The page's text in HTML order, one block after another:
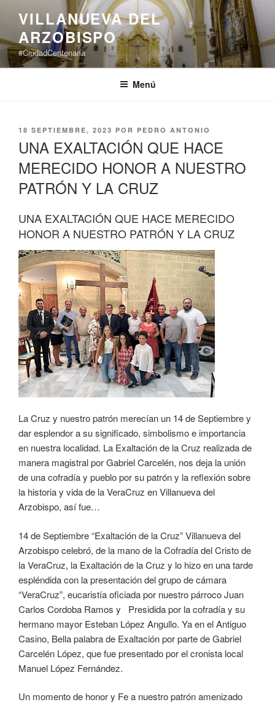
contenido
VILLANUEVA DEL
ARZOBISPO
#CiudadCentenaria
Menú
PUBLICADO
18 SEPTIEMBRE, 2023 POR PEDRO ANTONIO
UNA EXALTACIÓN QUE HACE
MERECIDO HONOR A NUESTRO
PATRÓN Y LA CRUZ
UNA EXALTACIÓN QUE HACE MERECIDO
HONOR A NUESTRO PATRÓN Y LA CRUZ
La Cruz y nuestro patrón merecían un 14 de Septiembre y
dar esplendor a su significado, simbolismo e importancia
en nuestra localidad. La Exaltación de la Cruz realizada de
manera magistral por Gabriel Carcelén, nos deja la unión
de una cofradía y pueblo por su patrón y la reflexión sobre
la historia y vida de la VeraCruz en Villanueva del
Arzobispo, así fue…
14 de Septiembre “Exaltación de la Cruz” Villanueva del
Arzobispo celebró, de la mano de la Cofradía del Cristo de
la VeraCruz, la Exaltación de la Cruz y lo hizo en una tarde
espléndida con la presentación del grupo de cámara
“VeraCruz”, eucaristía oficiada por nuestro párroco Juan
Carlos Cordoba Ramos y Presidida por la cofradía y su
hermano mayor Esteban López Angullo. Ya en el Antiguo
Casino, Bella palabra de Exaltación por parte de Gabriel
Carcelén López, que fue presentado por el cronista local
Manuel López Fernández.
Un momento de honor y Fe a nuestro patrón amenizado